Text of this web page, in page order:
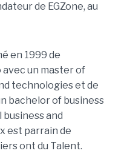
de EGZone, au
en 1999 de
avec un master of
technologies et de
bachelor of business
and
est parrain de
ont du Talent.